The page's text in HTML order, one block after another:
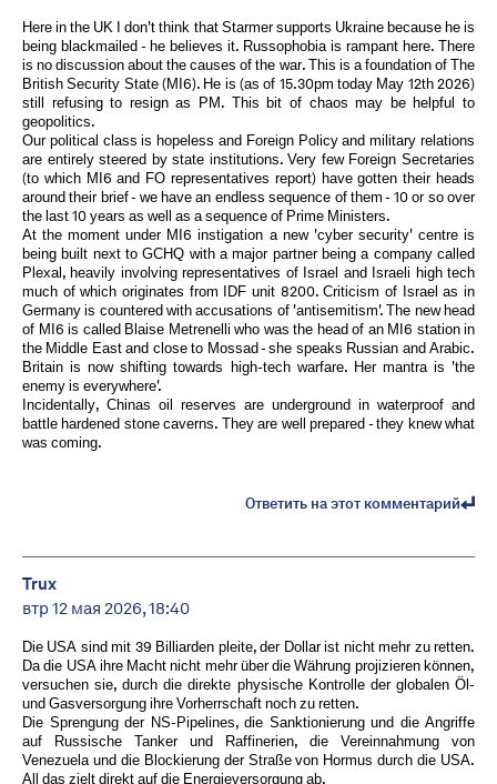
Here in the UK I don't think that Starmer supports Ukraine because he is
being blackmailed - he believes it. Russophobia is rampant here. There
is no discussion about the causes of the war. This is a foundation of The
British Security State (MI6). He is (as of 15.30pm today May 12th 2026)
still refusing to resign as PM. This bit of chaos may be helpful to
geopolitics.
Our political class is hopeless and Foreign Policy and military relations
are entirely steered by state institutions. Very few Foreign Secretaries
(to which MI6 and FO representatives report) have gotten their heads
around their brief - we have an endless sequence of them - 10 or so over
the last 10 years as well as a sequence of Prime Ministers.
At the moment under MI6 instigation a new 'cyber security' centre is
being built next to GCHQ with a major partner being a company called
Plexal, heavily involving representatives of Israel and Israeli high tech
much of which originates from IDF unit 8200. Criticism of Israel as in
Germany is countered with accusations of 'antisemitism'. The new head
of MI6 is called Blaise Metrenelli who was the head of an MI6 station in
the Middle East and close to Mossad - she speaks Russian and Arabic.
Britain is now shifting towards high-tech warfare. Her mantra is 'the
enemy is everywhere'.
Incidentally, Chinas oil reserves are underground in waterproof and
battle hardened stone caverns. They are well prepared - they knew what
was coming.
Ответить на этот комментарий
Trux
втр 12 мая 2026, 18:40
Die USA sind mit 39 Billiarden pleite, der Dollar ist nicht mehr zu retten.
Da die USA ihre Macht nicht mehr über die Währung projizieren können,
versuchen sie, durch die direkte physische Kontrolle der globalen Öl-
und Gasversorgung ihre Vorherrschaft noch zu retten.
Die Sprengung der NS-Pipelines, die Sanktionierung und die Angriffe
auf Russische Tanker und Raffinerien, die Vereinnahmung von
Venezuela und die Blockierung der Straße von Hormus durch die USA.
All das zielt direkt auf die Energieversorgung ab.